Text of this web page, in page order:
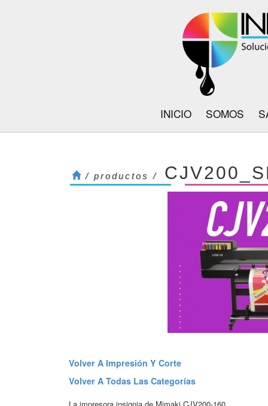
INICIO SOMOS
/ productos /
Volver A Impresión Y Corte
Volver A Todas Las Categorías